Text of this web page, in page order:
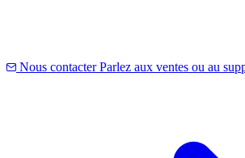
Nous contacter Parlez aux ventes ou au